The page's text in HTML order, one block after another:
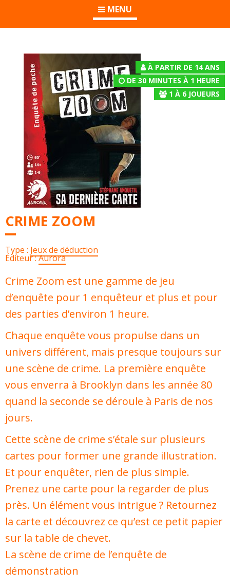
MENU
À PARTIR DE 14 ANS
DE 30 MINUTES À 1 HEURE
1 À 6 JOUEURS
CRIME ZOOM
Type : Jeux de déduction
Éditeur :Aurora
Crime Zoom est une gamme de jeu
d’enquête pour 1 enquêteur et plus et pour
des parties d’environ 1 heure.
Chaque enquête vous propulse dans un
univers différent, mais presque toujours sur
une scène de crime. La première enquête
vous enverra à Brooklyn dans les année 80
quand la seconde se déroule à Paris de nos
jours.
Cette scène de crime s’étale sur plusieurs
cartes pour former une grande illustration.
Et pour enquêter, rien de plus simple.
Prenez une carte pour la regarder de plus
près. Un élément vous intrigue ? Retournez
la carte et découvrez ce qu’est ce petit papier
sur la table de chevet.
La scène de crime de l’enquête de
démonstration